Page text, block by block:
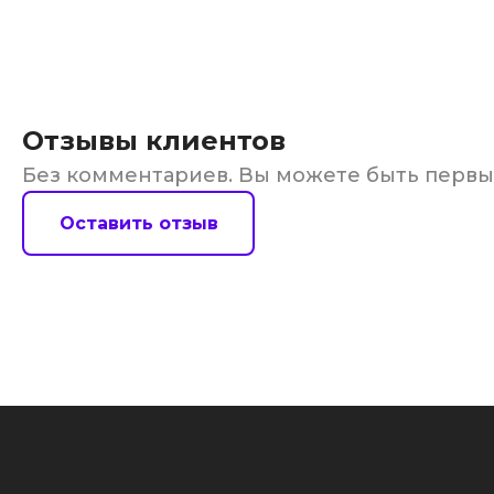
Отзывы клиентов
Без комментариев. Вы можете быть
Оставить отзыв